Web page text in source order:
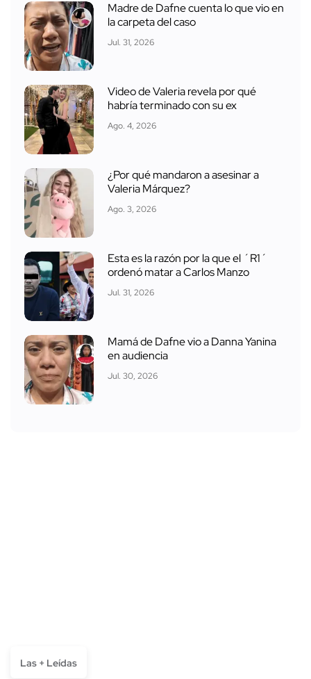
Madre de Dafne cuenta lo que vio en
la carpeta del caso
Jul. 31, 2026
Video de Valeria revela por qué
habría terminado con su ex
Ago. 4, 2026
¿Por qué mandaron a asesinar a
Valeria Márquez?
Ago. 3, 2026
Esta es la razón por la que el ´R1´
ordenó matar a Carlos Manzo
Jul. 31, 2026
Mamá de Dafne vio a Danna Yanina
en audiencia
Jul. 30, 2026
Las + Leídas